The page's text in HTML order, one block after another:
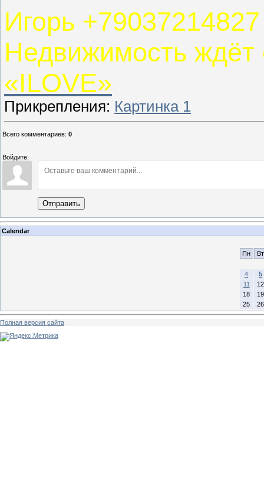
Игорь +79037214827
Недвижимость ждёт
«ILOVE»
Прикрепления: Картинка 1
Всего комментариев: 0
Войдите:
Отправить
Calendar
Пн Вт
4
5
11
12
18
19
25
26
Полная версия сайта